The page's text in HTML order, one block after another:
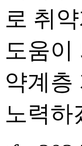
로 취
도움이
약계층
노력하